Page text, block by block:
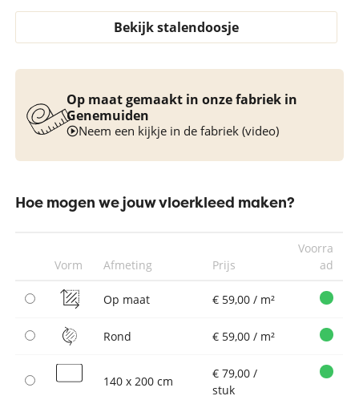
Bekijk stalendoosje
Op maat gemaakt in onze fabriek in
Genemuiden
Neem een kijkje in de fabriek (video)
Hoe mogen we jouw vloerkleed maken?
Vorm Afmeting Prijs
Voorra
ad
Op maat € 59,00 / m²
Rond € 59,00 / m²
140 x 200 cm
€ 79,00 /
stuk